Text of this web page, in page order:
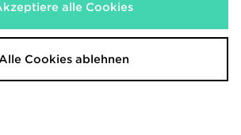
Graphic T-
Converse Chuck Taylor All Star Ox
45,00€
alle Cookies
Alle Cookies ablehnen